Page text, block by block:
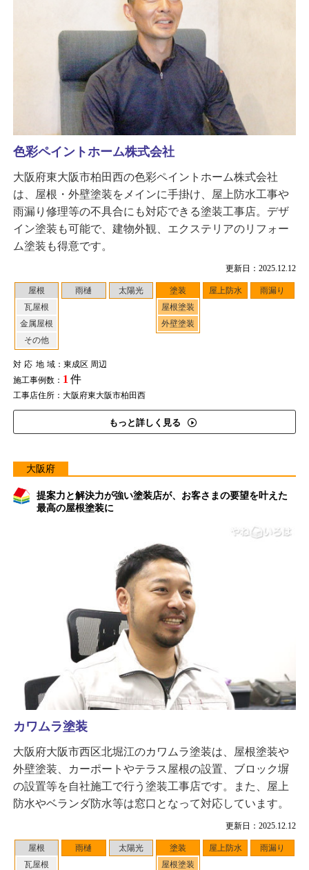
更新日：2025.12.12
屋根
瓦屋根
金属屋根
その他
雨樋 太陽光
塗装
屋根塗装
外壁塗装
屋上防水 雨漏り
対応地域：東成区 周辺
施工事例数： 1 件
工事店住所：大阪府東大阪市柏田西
もっと詳しく見る
色彩ペイントホーム株式会社
大阪府東大阪市柏田西の色彩ペイントホーム株式会社
は、屋根・外壁塗装をメインに手掛け、屋上防水工事や
雨漏り修理等の不具合にも対応できる塗装工事店。デザ
イン塗装も可能で、建物外観、エクステリアのリフォー
ム塗装も得意です。
大阪府
提案力と解決力が強い塗装店が、お客さまの要望を叶えた
最高の屋根塗装に
更新日：2025.12.12
屋根
瓦屋根
雨樋 太陽光
塗装
屋根塗装
屋上防水 雨漏り
カワムラ塗装
大阪府大阪市西区北堀江のカワムラ塗装は、屋根塗装や
外壁塗装、カーポートやテラス屋根の設置、ブロック塀
の設置等を自社施工で行う塗装工事店です。また、屋上
防水やベランダ防水等は窓口となって対応しています。